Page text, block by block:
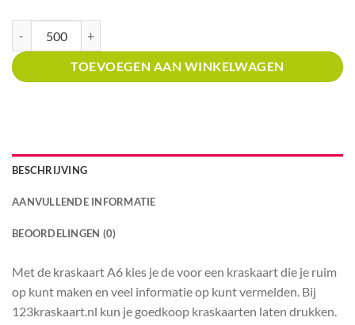
TOEVOEGEN AAN WINKELWAGEN
BESCHRIJVING
AANVULLENDE INFORMATIE
BEOORDELINGEN (0)
Met de kraskaart A6 kies je de voor een kraskaart die je ruim
op kunt maken en veel informatie op kunt vermelden. Bij
123kraskaart.nl kun je goedkoop kraskaarten laten drukken.